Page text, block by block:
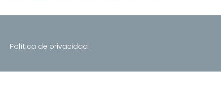
Política de privacidad